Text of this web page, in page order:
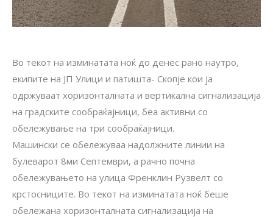
Во текот на изминатата ноќ до денес рано наутро,
екипите на ЈП Улици и патишта- Скопје кои ја
одржуваат хоризонталната и вертикална сигнализација
на градските сообраќајници, беа активни со
обележување на три сообраќајници.
Машински се обележуваа надолжните линии на
булеварот 8ми Септември, а рачно почна
обележувањето на улица Френклин Рузвелт со
крстосниците. Во текот на изминатата ноќ беше
обележана хоризонталната сигнализација на